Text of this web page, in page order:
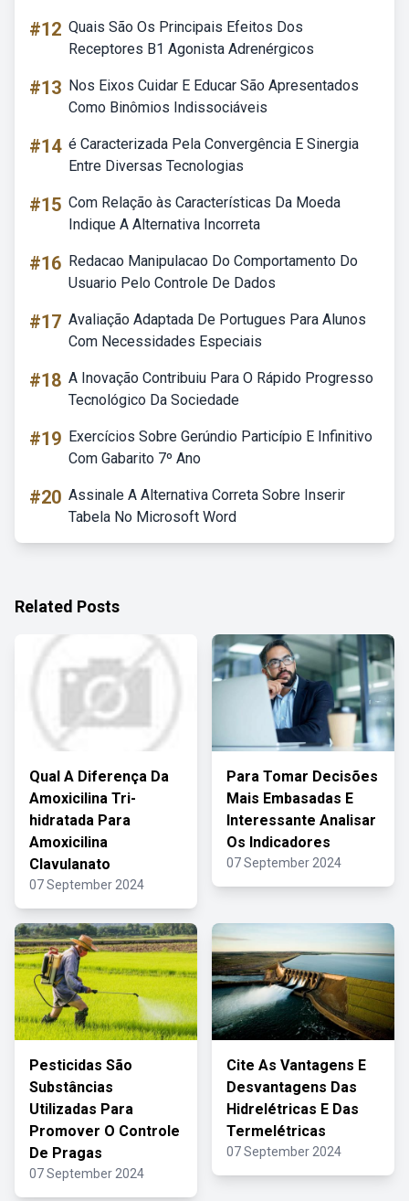
#12 Quais São Os Principais Efeitos Dos
Receptores B1 Agonista Adrenérgicos
#13 Nos Eixos Cuidar E Educar São Apresentados
Como Binômios Indissociáveis
#14 é Caracterizada Pela Convergência E Sinergia
Entre Diversas Tecnologias
#15 Com Relação às Características Da Moeda
Indique A Alternativa Incorreta
#16 Redacao Manipulacao Do Comportamento Do
Usuario Pelo Controle De Dados
#17 Avaliação Adaptada De Portugues Para Alunos
Com Necessidades Especiais
#18 A Inovação Contribuiu Para O Rápido Progresso
Tecnológico Da Sociedade
#19 Exercícios Sobre Gerúndio Particípio E Infinitivo
Com Gabarito 7º Ano
#20 Assinale A Alternativa Correta Sobre Inserir
Tabela No Microsoft Word
Related Posts
Qual A Diferença Da
Amoxicilina Tri-
hidratada Para
Amoxicilina
Clavulanato
07 September 2024
Para Tomar Decisões
Mais Embasadas E
Interessante Analisar
Os Indicadores
07 September 2024
Pesticidas São
Substâncias
Utilizadas Para
Promover O Controle
De Pragas
07 September 2024
Cite As Vantagens E
Desvantagens Das
Hidrelétricas E Das
Termelétricas
07 September 2024